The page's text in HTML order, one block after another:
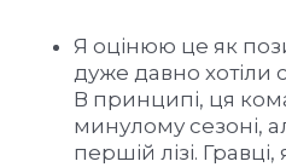
Я оцінюю це як
дуже давно хотіли
В принципі, ця
минулому сезоні,
першій лізі.